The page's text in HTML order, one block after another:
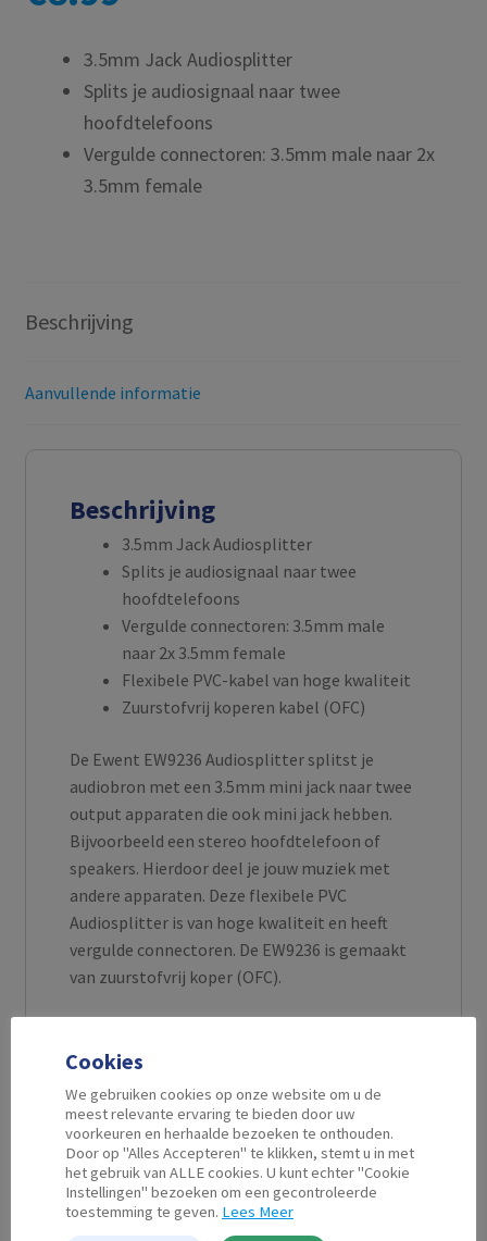
3.5mm Jack Audiosplitter
Splits je audiosignaal naar twee
hoofdtelefoons
Vergulde connectoren: 3.5mm male naar 2x
3.5mm female
Beschrijving
Aanvullende informatie
Beschrijving
3.5mm Jack Audiosplitter
Splits je audiosignaal naar twee
hoofdtelefoons
Vergulde connectoren: 3.5mm male
naar 2x 3.5mm female
Flexibele PVC-kabel van hoge kwaliteit
Zuurstofvrij koperen kabel (OFC)
De Ewent EW9236 Audiosplitter splitst je
audiobron met een 3.5mm mini jack naar twee
output apparaten die ook mini jack hebben.
Bijvoorbeeld een stereo hoofdtelefoon of
speakers. Hierdoor deel je jouw muziek met
andere apparaten. Deze flexibele PVC
Audiosplitter is van hoge kwaliteit en heeft
vergulde connectoren. De EW9236 is gemaakt
van zuurstofvrij koper (OFC).
Aanvullende informatie
Connector
A
3.5 mm jack female
(x2)
Cookies
We gebruiken cookies op onze website om u de
meest relevante ervaring te bieden door uw
voorkeuren en herhaalde bezoeken te onthouden.
Door op "Alles Accepteren" te klikken, stemt u in met
het gebruik van ALLE cookies. U kunt echter "Cookie
Instellingen" bezoeken om een gecontroleerde
toestemming te geven. Lees Meer